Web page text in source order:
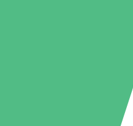
Packs de
à l'utilisation avec des crédits de
5